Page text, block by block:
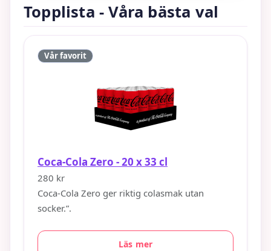
Topplista - Våra bästa val
Vår favorit
Coca-Cola Zero - 20 x 33 cl
280 kr
Coca-Cola Zero ger riktig cola­smak utan
socker.”.
Läs mer